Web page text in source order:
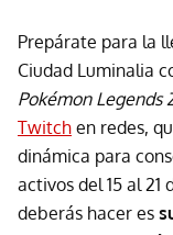
Prepárate para la
Ciudad Luminalia
Pokémon Legends
Twitch en redes,
dinámica para
activos del 15 al
deberás hacer es